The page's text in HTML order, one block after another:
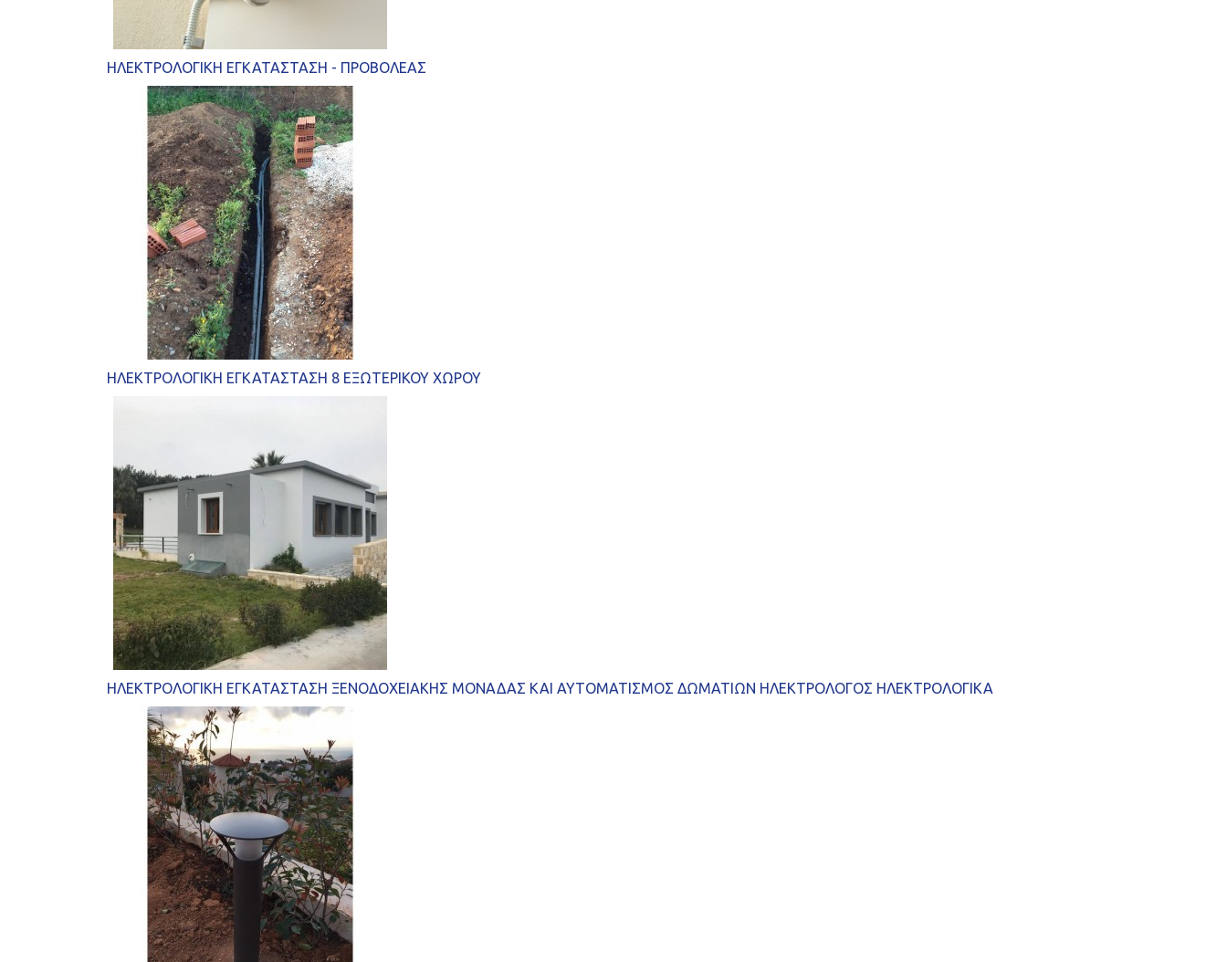
ΗΛΕΚΤΡΟΛΟΓΙΚΗ ΕΓΚΑΤΑΣΤΑΣΗ - ΠΡΟΒΟΛΕΑΣ
ΗΛΕΚΤΡΟΛΟΓΙΚΗ ΕΓΚΑΤΑΣΤΑΣΗ 8 ΕΞΩΤΕΡΙΚΟΥ ΧΩΡΟΥ
ΗΛΕΚΤΡΟΛΟΓΙΚΗ ΕΓΚΑΤΑΣΤΑΣΗ ΞΕΝΟΔΟΧΕΙΑΚΗΣ ΜΟΝΑΔΑΣ ΚΑΙ ΑΥΤΟΜΑΤΙΣΜΟΣ ΔΩΜΑΤΙΩΝ ΗΛΕΚΤΡΟΛΟΓΟΣ ΗΛΕΚΤΡΟΛΟΓΙΚΑ